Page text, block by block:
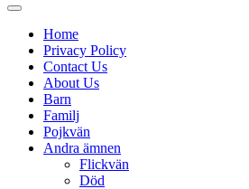
Home
Privacy Policy
Contact Us
About Us
Barn
Familj
Pojkvän
Andra ämnen
Flickvän
Död